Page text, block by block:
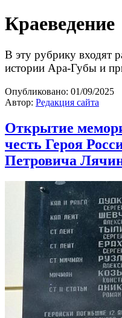
Краеведение
В эту рубрику входят
истории Ара-Губы и
Опубликовано: 01/09/2025
Автор: Редакция сайта
Открытие
честь Героя
Петровича